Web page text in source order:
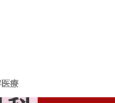
療